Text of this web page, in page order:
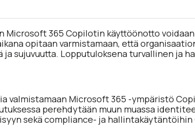
Microsoft 365 Copilotin käyttöönotto
opitaan varmistamaan, että
ja sujuvuutta. Lopputuloksena turvallinen ja
valmistamaan Microsoft 365 -ympäristö
perehdytään muun muassa
sekä compliance- ja